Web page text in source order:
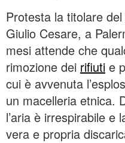
Protesta la titolare
Giulio Cesare, a
mesi attende che
rimozione dei rifiuti e
cui è avvenuta
un macelleria etnica.
l’aria è irrespirabile e
vera e propria